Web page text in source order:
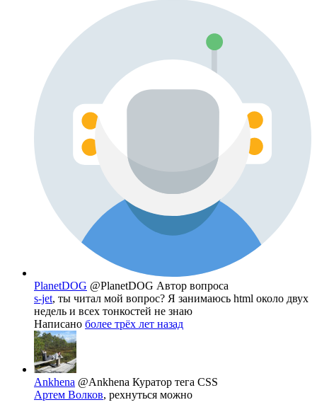
PlanetDOG @PlanetDOG Автор вопроса
s-jet, ты читал мой вопрос? Я занимаюсь html около двух
недель и всех тонкостей не знаю
Написано более трёх лет назад
Ankhena @Ankhena Куратор тега CSS
Артем Волков, рехнуться можно